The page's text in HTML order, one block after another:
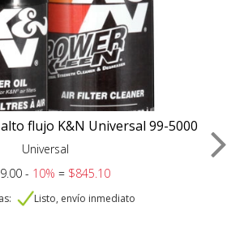
flujo K&N Universal 99-5000
Universal
- 10%= $845.10
Listo, envío inmediato